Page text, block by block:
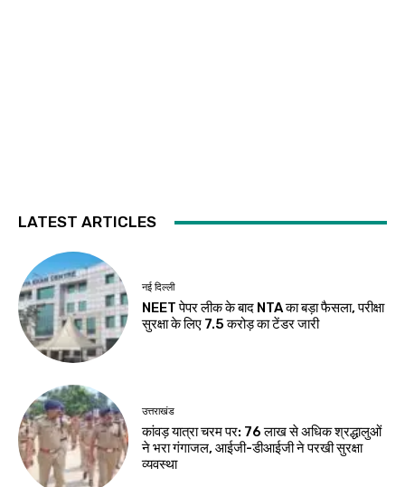
LATEST ARTICLES
नई दिल्ली
NEET पेपर लीक के बाद NTA का बड़ा फैसला, परीक्षा
सुरक्षा के लिए ₹7.5 करोड़ का टेंडर जारी
उत्तराखंड
कांवड़ यात्रा चरम पर: 76 लाख से अधिक श्रद्धालुओं
ने भरा गंगाजल, आईजी-डीआईजी ने परखी सुरक्षा
व्यवस्था